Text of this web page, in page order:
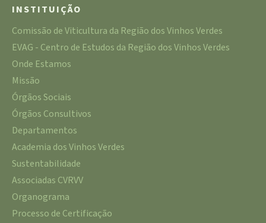
INSTITUIÇÃO
Comissão de Viticultura da Região dos Vinhos Verdes
EVAG - Centro de Estudos da Região dos Vinhos Verdes
Onde Estamos
Missão
Órgãos Sociais
Órgãos Consultivos
Departamentos
Academia dos Vinhos Verdes
Sustentabilidade
Associadas CVRVV
Organograma
Processo de Certificação